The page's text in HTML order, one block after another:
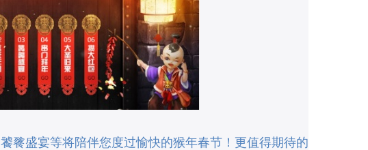
饕餮盛宴等将陪伴您度过愉快的猴年春节 ！ 更值得期待的